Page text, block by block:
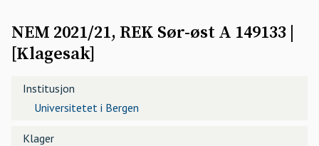
NEM 2021/21, REK Sør-øst A 149133
[Klagesak]
Institusjon
Universitetet i Bergen
Klager